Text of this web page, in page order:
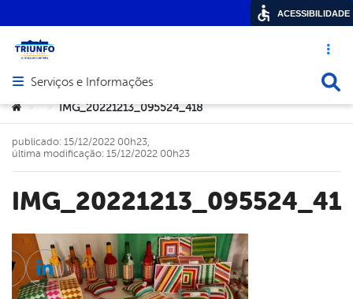
Acesso
Abrir menu principal de navegação
Serviços e Informações
Você está aqui:
> > IMG_20221213_095524_418
publicado: 15/12/2022 00h23,
última modificação: 15/12/2022 00h23
Twitter
Linkedin
ACESSIBILIDADE